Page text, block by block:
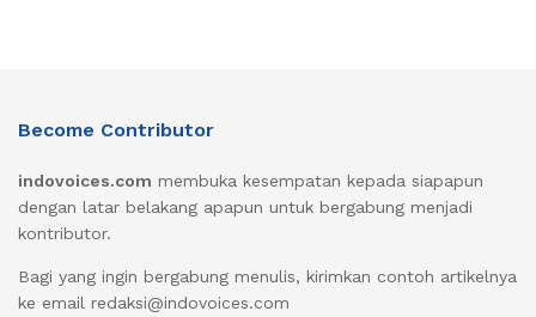
Become Contributor
indovoices.com membuka kesempatan kepada siapapun
dengan latar belakang apapun untuk bergabung menjadi
kontributor.
Bagi yang ingin bergabung menulis, kirimkan contoh artikelnya
ke email redaksi@indovoices.com